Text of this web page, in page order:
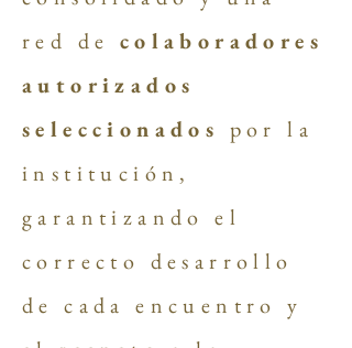
red de colaboradores
autorizados
seleccionados por la
institución,
garantizando el
correcto desarrollo
de cada encuentro y